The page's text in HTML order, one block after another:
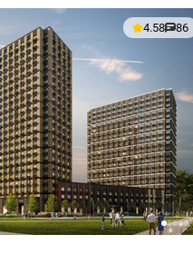
4.58 86
12345